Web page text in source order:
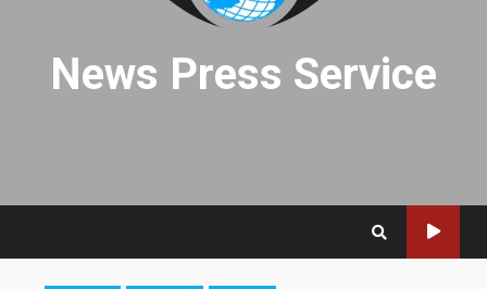
News Press Service